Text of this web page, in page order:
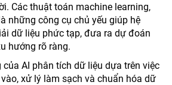
Các thuật toán machine learning,
những công cụ chủ yếu giúp hệ
dữ liệu phức tạp, đưa ra dự đoán
hướng rõ ràng.
AI phân tích dữ liệu dựa trên việc
xử lý làm sạch và chuẩn hóa dữ